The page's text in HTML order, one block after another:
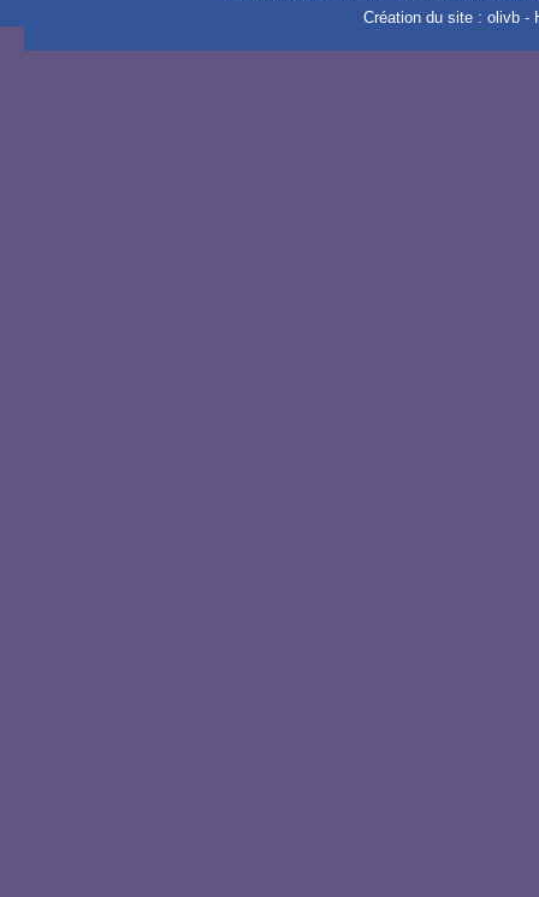
Création du site : olivb -